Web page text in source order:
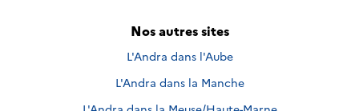
Nos autres sites
L'Andra dans l'Aube
L'Andra dans la Manche